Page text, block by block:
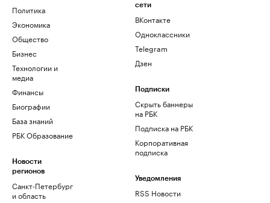
Политика
Экономика
Общество
Бизнес
Технологии и
медиа
Финансы
Биографии
База знаний
РБК Образование
Новости
регионов
Санкт-Петербург
и область
сети
ВКонтакте
Одноклассники
Telegram
Дзен
Подписки
Скрыть баннеры
на РБК
Подписка на РБК
Корпоративная
подписка
Уведомления
RSS Новости